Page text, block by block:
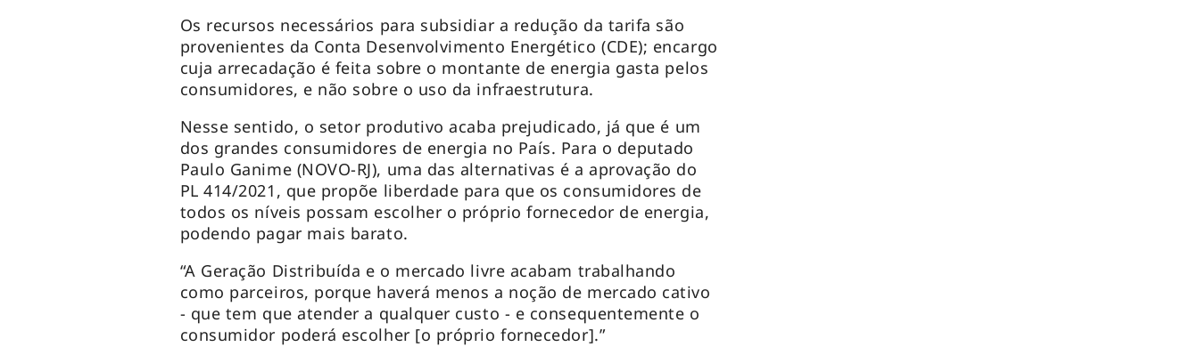
Os recursos necessários para subsidiar a redução da tarifa são
provenientes da Conta Desenvolvimento Energético (CDE); encargo
cuja arrecadação é feita sobre o montante de energia gasta pelos
consumidores, e não sobre o uso da infraestrutura.
Nesse sentido, o setor produtivo acaba prejudicado, já que é um
dos grandes consumidores de energia no País. Para o deputado
Paulo Ganime (NOVO-RJ), uma das alternativas é a aprovação do
PL 414/2021, que propõe liberdade para que os consumidores de
todos os níveis possam escolher o próprio fornecedor de energia,
podendo pagar mais barato.
“A Geração Distribuída e o mercado livre acabam trabalhando
como parceiros, porque haverá menos a noção de mercado cativo
- que tem que atender a qualquer custo - e consequentemente o
consumidor poderá escolher [o próprio fornecedor].”